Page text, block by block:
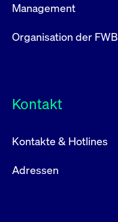
Management
Organisation der FWB
Kontakt
Kontakte & Hotlines
Adressen